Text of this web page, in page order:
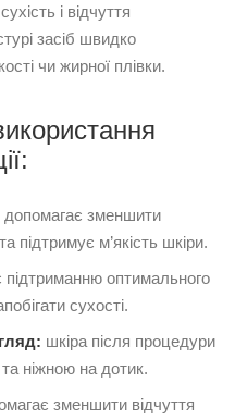
і відчуття
засіб швидко
чи жирної плівки.
допомагає зменшити
підтримує м’якість шкіри.
підтриманню оптимального
сухості.
шкіра після процедури
ніжною на дотик.
зменшити відчуття